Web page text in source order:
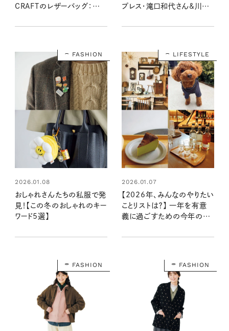
CRAFTのレザーバッグ：滝口
プレス・滝口和代さん&川口
月号の付録）
FASHION
2026.01.08
おしゃれさんたちの私服で発
見！【この冬のおしゃれのキー
ワード5選】
LIFESTYLE
2026.01.07
【2026年、みんなのやりたい
ことリストは？】 一年を有意
義に過ごすための今年の目
FASHION FASHION